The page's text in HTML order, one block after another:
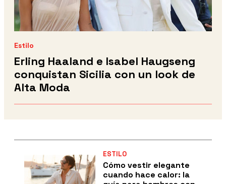
Estilo
Erling Haaland e Isabel Haugseng
conquistan Sicilia con un look de
Alta Moda
ESTILO
Cómo vestir elegante
cuando hace calor: la